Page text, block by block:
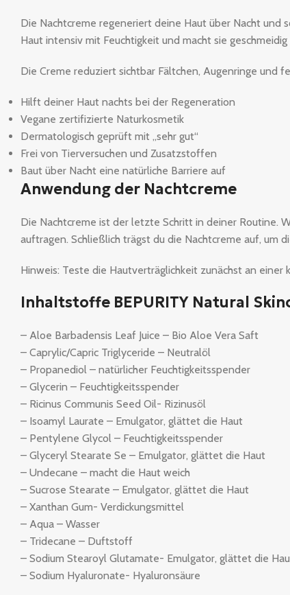
Die Nachtcreme regeneriert deine Haut über Nacht und
Haut intensiv mit Feuchtigkeit und macht sie
Die Creme reduziert sichtbar Fältchen, Augenringe und
Hilft deiner Haut nachts bei der Regeneration
Vegane zertifizierte Naturkosmetik
Dermatologisch geprüft mit „sehr gut“
Frei von Tierversuchen und Zusatzstoffen
Baut über Nacht eine natürliche Barriere auf
Anwendung der Nachtcreme
Die Nachtcreme ist der letzte Schritt in deiner Routine.
auftragen. Schließlich trägst du die Nachtcreme auf, um
Hinweis: Teste die Hautverträglichkeit zunächst an
Inhaltstoffe BEPURITY Natural
– Aloe Barbadensis Leaf Juice – Bio Aloe Vera Saft
– Caprylic/Capric Triglyceride – Neutralöl
– Propanediol – natürlicher Feuchtigkeitsspender
– Glycerin – Feuchtigkeitsspender
– Ricinus Communis Seed Oil- Rizinusöl
– Isoamyl Laurate – Emulgator, glättet die Haut
– Pentylene Glycol – Feuchtigkeitsspender
– Glyceryl Stearate Se – Emulgator, glättet die Haut
– Undecane – macht die Haut weich
– Sucrose Stearate – Emulgator, glättet die Haut
– Xanthan Gum- Verdickungsmittel
– Aqua – Wasser
– Tridecane – Duftstoff
– Sodium Stearoyl Glutamate- Emulgator, glättet die
– Sodium Hyaluronate- Hyaluronsäure